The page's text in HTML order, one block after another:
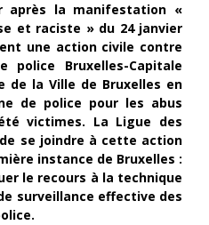
après la manifestation «
et raciste » du 24 janvier
une action civile contre
police Bruxelles-Capitale
de la Ville de Bruxelles en
de police pour les abus
victimes. La Ligue des
se joindre à cette action
instance de Bruxelles :
le recours à la technique
surveillance effective des